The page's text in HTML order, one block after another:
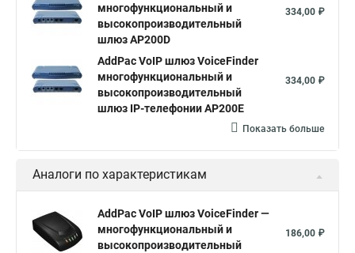
многофункциональный и
высокопроизводительный
шлюз AP200D
334,00 ₽
AddPac VoIP шлюз VoiceFinder
многофункциональный и
высокопроизводительный
шлюз IP-телефонии AP200E
334,00 ₽
Показать больше
Аналоги по характеристикам
AddPac VoIP шлюз VoiceFinder —
многофункциональный и
высокопроизводительный
186,00 ₽